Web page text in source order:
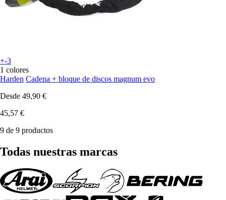
+-3
1 colores
Harden Cadena + bloque de discos magnum evo
Desde 49,90 €
45,57 €
9 de 9 productos
Todas nuestras marcas